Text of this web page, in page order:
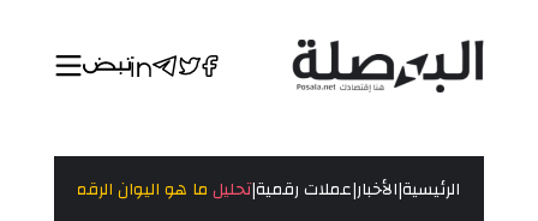
الرئيسية|الأخبار|عملات رقمية|تحليلما هو اليوان الرقمي؟